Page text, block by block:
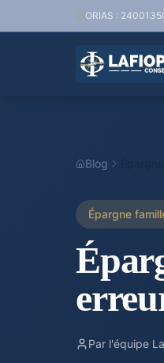
ORIAS :
Blog
Épargne
Par l'équipe